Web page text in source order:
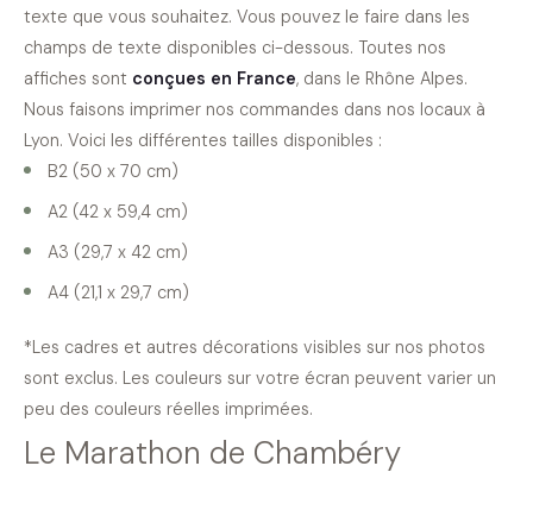
texte que vous souhaitez. Vous pouvez le faire dans les
champs de texte disponibles ci-dessous. Toutes nos
affiches sont conçues en France, dans le Rhône Alpes.
Nous faisons imprimer nos commandes dans nos locaux à
Lyon. Voici les différentes tailles disponibles :
B2 (50 x 70 cm)
A2 (42 x 59,4 cm)
A3 (29,7 x 42 cm)
A4 (21,1 x 29,7 cm)
*Les cadres et autres décorations visibles sur nos photos
sont exclus. Les couleurs sur votre écran peuvent varier un
peu des couleurs réelles imprimées.
Le Marathon de Chambéry